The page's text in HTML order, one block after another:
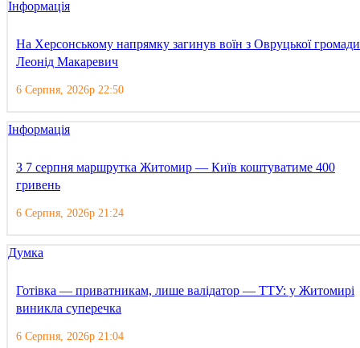
Інформація
На Херсонському напрямку загинув воїн з Овруцької громади
Леонід Макаревич
6 Серпня, 2026р 22:50
Інформація
З 7 серпня маршрутка Житомир — Київ коштуватиме 400
гривень
6 Серпня, 2026р 21:24
Думка
Готівка — приватникам, лише валідатор — ТТУ: у Житомирі
виникла суперечка
6 Серпня, 2026р 21:04